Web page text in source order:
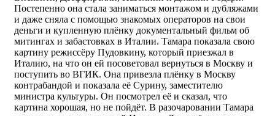
Постепенно она стала заниматься монтажом и дубляжами
и даже сняла с помощью знакомых операторов на свои
деньги и купленную плёнку документальный фильм об
митингах и забастовках в Италии. Тамара показала свою
картину режиссёру Пудовкину, который приезжал в
Италию, на что он ей посоветовал вернуться в Москву и
поступить во ВГИК. Она привезла плёнку в Москву
контрабандой и показала её Сурину, заместителю
министра культуры. Он посмотрел её и сказал, что
картина хорошая, но не пойдёт. В разочаровании Тамара